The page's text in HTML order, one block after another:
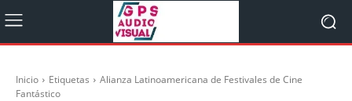
Inicio Etiquetas
Alianza Latinoamericana de Festivales de Cine
Fantástico